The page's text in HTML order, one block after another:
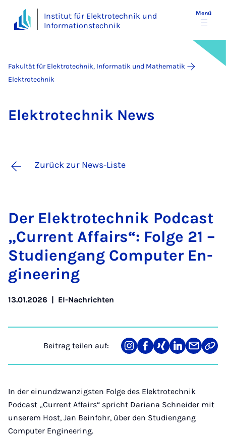
Institut für Elektrotechnik und
Informationstechnik
Menü
Fakultät für Elektrotechnik, Informatik und Mathematik
Elektrotechnik
Elek­tro­tech­nik News
Zurück zur News-Liste
Der Elek­tro­tech­nik Pod­cast
„Cur­rent Af­fairs“: Fol­ge 21 –
Stu­dien­gang Com­pu­ter En­
gi­nee­ring
13.01.2026 | EI-Nachrichten
Beitrag teilen auf:
Teilen
auf
Teilen
auf
Teilen
auf
Teilen
auf
Teilen
über
Link
In der einundzwanzigsten Folge des Elektrotechnik
Podcast „Current Affairs“ spricht Dariana Schneider mit
unserem Host, Jan Beinfohr, über den Studiengang
Computer Engineering.